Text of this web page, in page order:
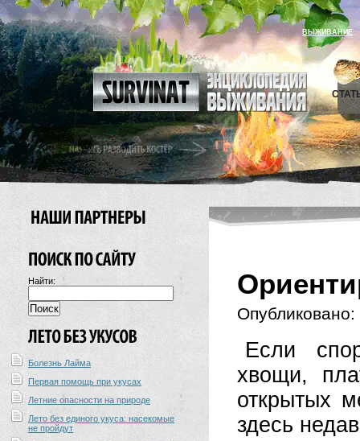
ВЫЖИВАНИЕ
Найти:
Болезнь Лайма
Первая помощь при укусах
Летние опасности на природе
Лето без единого укуса: насекомые
не пройдут
Опубликовано:
Если
хвощи,
открытых
здесь